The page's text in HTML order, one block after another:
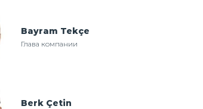
Bayram Tekçe
Глава компании
Berk Çetin